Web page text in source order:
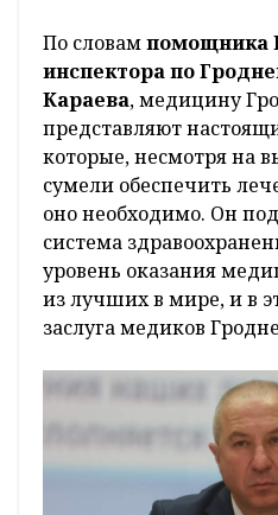
По словампомощника
инспектора по
Караева, медицину
представляют
которые, несмотря на
сумели обеспечить
оно необходимо. Он
система
уровень оказания
из лучших в мире, и в
заслуга медиков